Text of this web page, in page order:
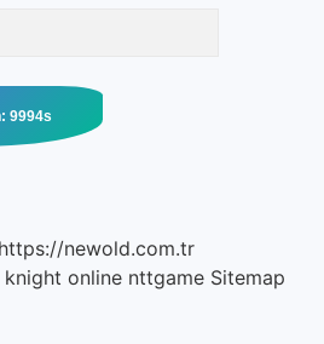
https://newold.com.tr
knight online nttgame Sitemap